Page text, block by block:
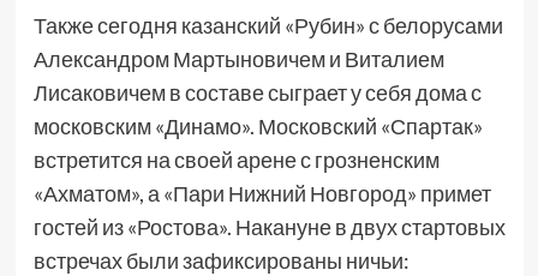
Также сегодня казанский «Рубин» с белорусами
Александром Мартыновичем и Виталием
Лисаковичем в составе сыграет у себя дома с
московским «Динамо». Московский «Спартак»
встретится на своей арене с грозненским
«Ахматом», а «Пари Нижний Новгород» примет
гостей из «Ростова». Накануне в двух стартовых
встречах были зафиксированы ничьи: